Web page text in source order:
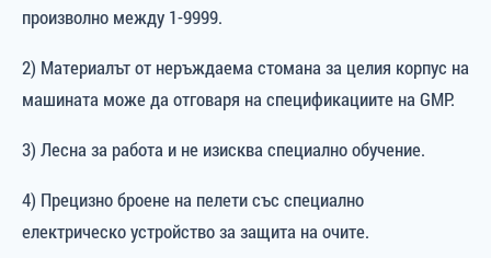
произволно между 1-9999.
2) Материалът от неръждаема стомана за целия корпус на
машината може да отговаря на спецификациите на GMP.
3) Лесна за работа и не изисква специално обучение.
4) Прецизно броене на пелети със специално
електрическо устройство за защита на очите.